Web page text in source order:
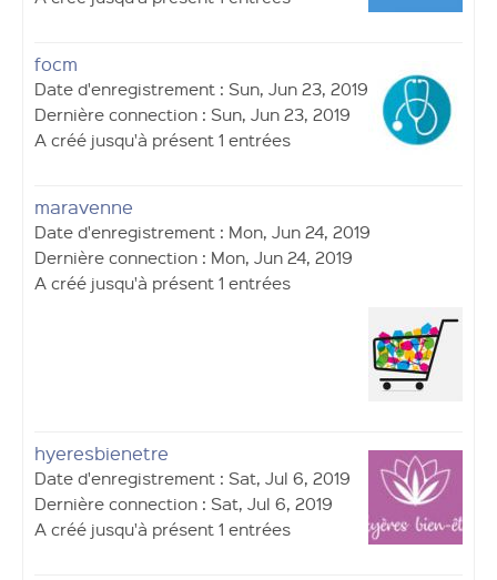
focm
Date d'enregistrement : Sun, Jun 23, 2019
Dernière connection : Sun, Jun 23, 2019
A créé jusqu'à présent 1 entrées
maravenne
Date d'enregistrement : Mon, Jun 24, 2019
Dernière connection : Mon, Jun 24, 2019
A créé jusqu'à présent 1 entrées
hyeresbienetre
Date d'enregistrement : Sat, Jul 6, 2019
Dernière connection : Sat, Jul 6, 2019
A créé jusqu'à présent 1 entrées